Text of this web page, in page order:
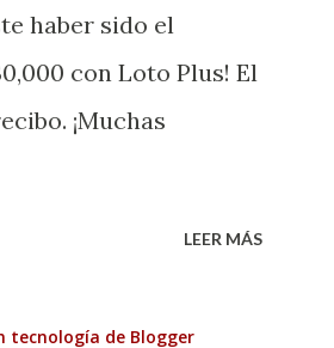
haber sido el
con Loto Plus! El
¡Muchas
LEER MÁS
tecnología de Blogger